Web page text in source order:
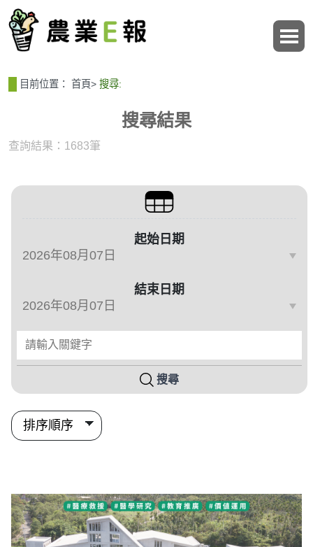
目前位置： 首頁> 搜尋:
搜尋結果
查詢結果：1683筆
篩選與搜尋條件
起始日期
結束日期
請輸入關鍵字
搜尋
搜尋結果列表